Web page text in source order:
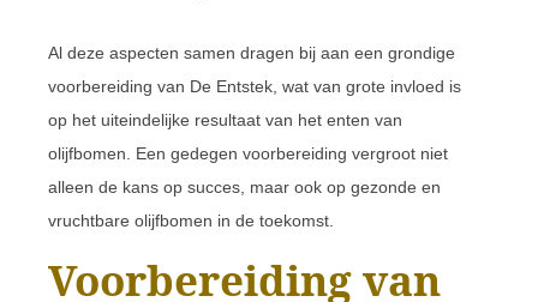
Al deze aspecten samen dragen bij aan een grondige
voorbereiding van De Entstek, wat van grote invloed is
op het uiteindelijke resultaat van het enten van
olijfbomen. Een gedegen voorbereiding vergroot niet
alleen de kans op succes, maar ook op gezonde en
vruchtbare olijfbomen in de toekomst.
Voorbereiding van